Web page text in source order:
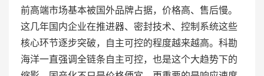
前高端市场基本被国外品牌占据，价格高、售后慢。
这几年国内企业在推进器、密封技术、控制系统这些
核心环节逐步突破，自主可控的程度越来越高。科勘
海洋一直强调全链条自主可控，也是这个大趋势下的